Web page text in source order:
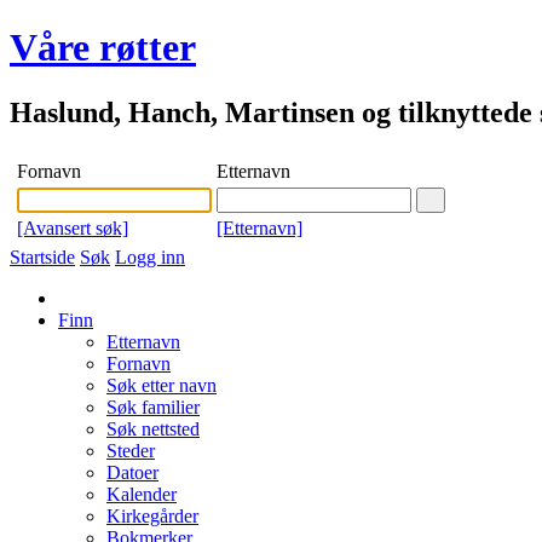
Våre røtter
Haslund, Hanch, Martinsen og tilknyttede
Fornavn Etternavn
[Avansert søk]
[Etternavn]
Startside Søk Logg inn
Finn
Etternavn
Fornavn
Søk etter navn
Søk familier
Søk nettsted
Steder
Datoer
Kalender
Kirkegårder
Bokmerker